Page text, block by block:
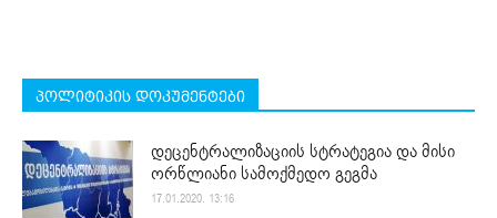
პოლიტიკის დოკუმენტები
დეცენტრალიზაციის სტრატეგია და მისი
ორწლიანი სამოქმედო გეგმა
17.01.2020. 13:16